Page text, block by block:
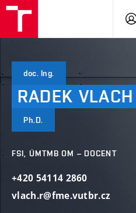
doc. Ing.
RADEK VLACH
Ph.D.
FSI, ÚMTMB OM – DOCENT
+420 54114 2860
vlach.r@fme.vutbr.cz